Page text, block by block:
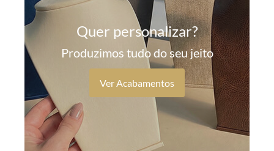
Quer personalizar?
Produzimos tudo do seu jeito
Ver Acabamentos